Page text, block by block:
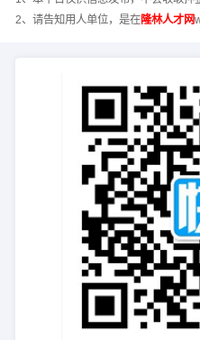
2、请告知用人单位，是在隆林人才网